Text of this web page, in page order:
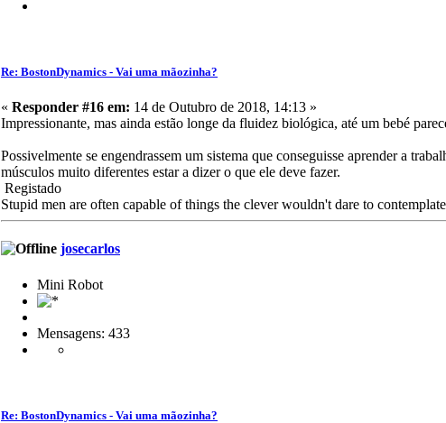
Re: BostonDynamics - Vai uma mãozinha?
« Responder #16 em: 14 de Outubro de 2018, 14:13 »
Impressionante, mas ainda estão longe da fluidez biológica, até um bebé
Possivelmente se engendrassem um sistema que conseguisse aprender a
músculos muito diferentes estar a dizer o que ele deve fazer.
Registado
Stupid men are often capable of things the clever wouldn't dare to
josecarlos
Mini Robot
Mensagens: 433
Re: BostonDynamics - Vai uma mãozinha?